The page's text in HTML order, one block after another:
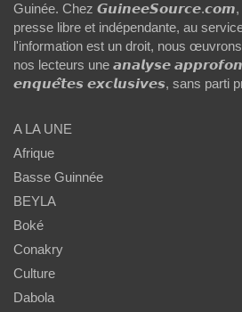
Guinée. Chez 𝙂𝙪𝙞𝙣𝙚𝙚𝙎𝙤𝙪𝙧𝙘𝙚.𝙘𝙤𝙢,
presse libre et indépendante, au
l'information est un droit, nous
nos lecteurs une 𝙖𝙣𝙖𝙡𝙮𝙨𝙚
𝙚𝙣𝙦𝙪𝙚̂𝙩𝙚𝙨 𝙚𝙭𝙘𝙡𝙪𝙨𝙞𝙫𝙚𝙨, sans parti
A LA UNE
Afrique
Basse Guinnée
BEYLA
Boké
Conakry
Culture
Dabola